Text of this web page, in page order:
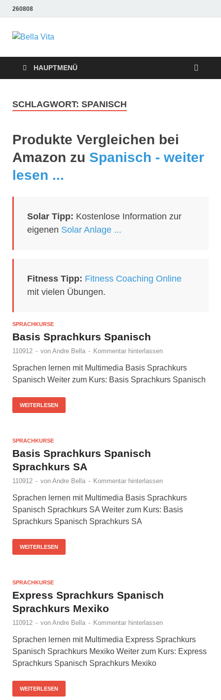
260808
Bella Vita
Wellness Fitness
Tipps
Tipps
HAUPTMENÜ
SCHLAGWORT: SPANISCH
Produkte Vergleichen bei
Amazon zu Spanisch - weiter
lesen ...
Solar Tipp: Kostenlose Information zur
eigenen Solar Anlage ...
Fitness Tipp: Fitness Coaching Online
mit vielen Übungen.
SPRACHKURSE
Basis Sprachkurs Spanisch
110912 - von Andre Bella - Kommentar hinterlassen
Sprachen lernen mit Multimedia Basis Sprachkurs
Spanisch Weiter zum Kurs: Basis Sprachkurs Spanisch
WEITERLESEN
SPRACHKURSE
Basis Sprachkurs Spanisch
Sprachkurs SA
110912 - von Andre Bella - Kommentar hinterlassen
Sprachen lernen mit Multimedia Basis Sprachkurs
Spanisch Sprachkurs SA Weiter zum Kurs: Basis
Sprachkurs Spanisch Sprachkurs SA
WEITERLESEN
SPRACHKURSE
Express Sprachkurs Spanisch
Sprachkurs Mexiko
110912 - von Andre Bella - Kommentar hinterlassen
Sprachen lernen mit Multimedia Express Sprachkurs
Spanisch Sprachkurs Mexiko Weiter zum Kurs: Express
Sprachkurs Spanisch Sprachkurs Mexiko
WEITERLESEN